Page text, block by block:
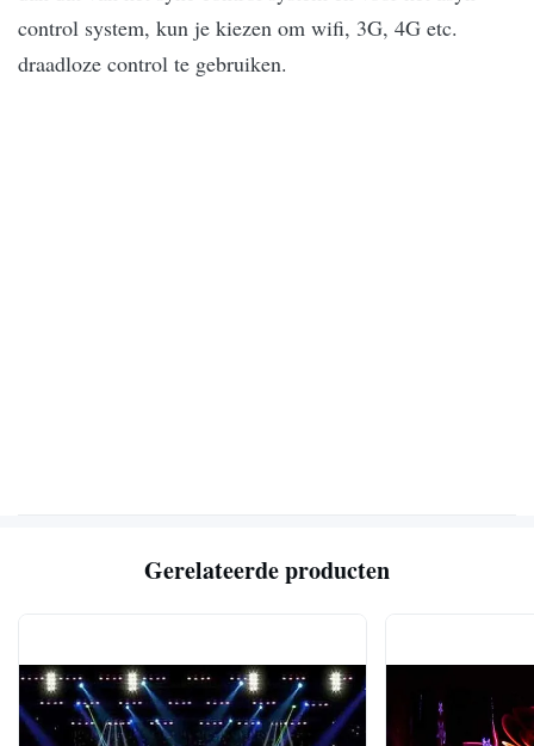
control system, kun je kiezen om wifi, 3G, 4G etc.
draadloze control te gebruiken.
Gerelateerde producten